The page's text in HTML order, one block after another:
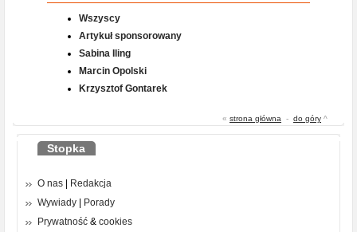
Wszyscy
Artykuł sponsorowany
Sabina Iling
Marcin Opolski
Krzysztof Gontarek
« strona główna - do góry ^
Stopka
O nas
Redakcja
Wywiady
Porady
Prywatność & cookies